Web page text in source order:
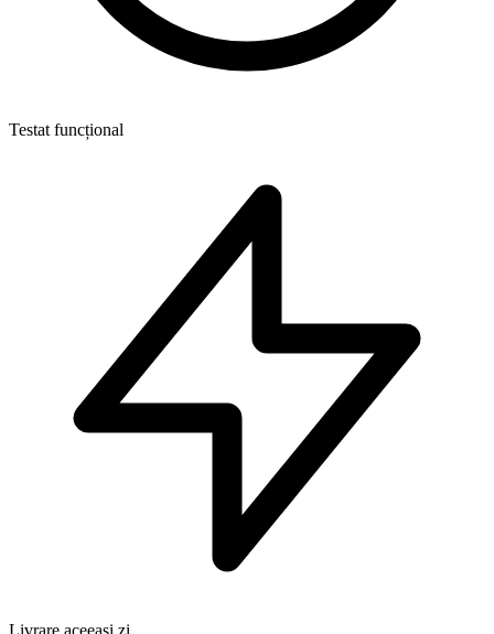
Testat funcțional
Livrare aceeași zi